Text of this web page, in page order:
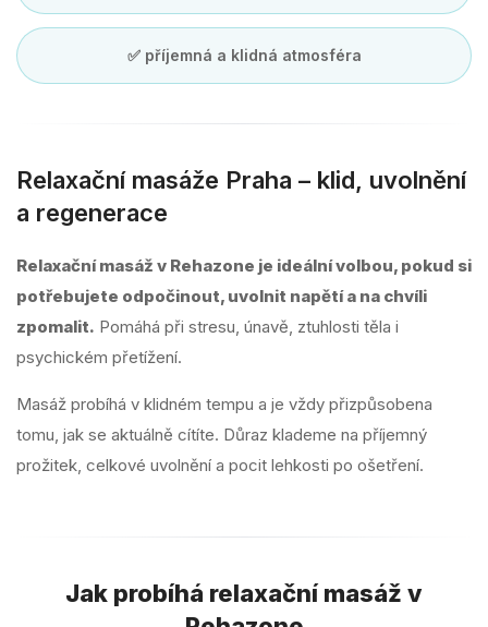
✅ příjemná a klidná atmosféra
Relaxační masáže Praha – klid, uvolnění
a regenerace
Relaxační masáž v Rehazone je ideální volbou, pokud si
potřebujete odpočinout, uvolnit napětí a na chvíli
zpomalit. Pomáhá při stresu, únavě, ztuhlosti těla i
psychickém přetížení.
Masáž probíhá v klidném tempu a je vždy přizpůsobena
tomu, jak se aktuálně cítíte. Důraz klademe na příjemný
prožitek, celkové uvolnění a pocit lehkosti po ošetření.
Jak probíhá relaxační masáž v